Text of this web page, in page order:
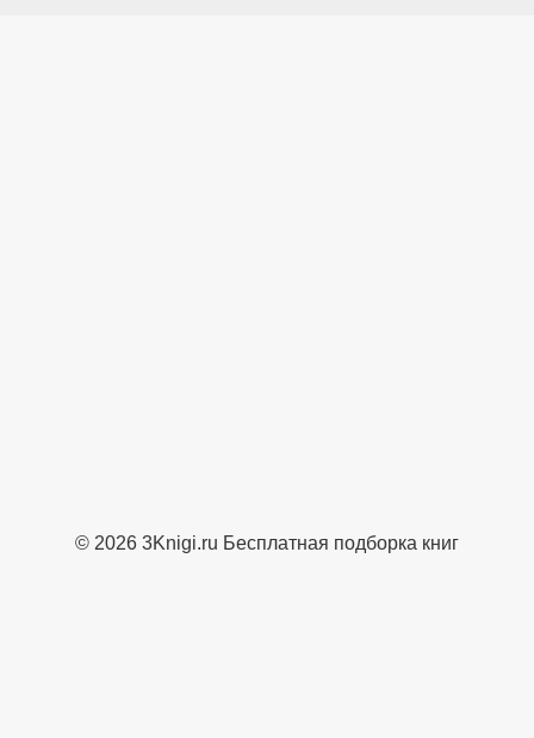
© 2026 3Knigi.ru Бесплатная подборка книг